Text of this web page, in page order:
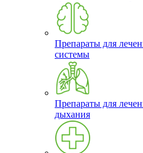
Препараты для
системы
Препараты для
дыхания